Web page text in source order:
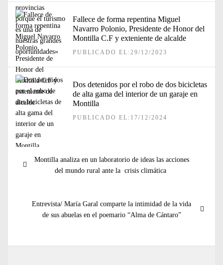
Fallece de forma repentina Miguel
Navarro Polonio, Presidente de Honor del
Montilla C.F y exteniente de alcalde
PUBLICADO EL:29/12/2023
Dos detenidos por el robo de dos bicicletas
de alta gama del interior de un garaje en
Montilla
PUBLICADO EL:17/12/2024
de
Entrada
anterior:
Montilla analiza en un laboratorio de ideas las acciones
del mundo rural ante la crisis climática
Entrada
siguiente:
Entrevista/ María Garal comparte la intimidad de la vida
de sus abuelas en el poemario “Alma de Cántaro”